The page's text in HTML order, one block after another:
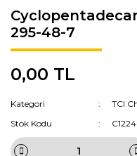
295-48-7
0,00 TL
Kategori
TCI
Stok Kodu
C1224